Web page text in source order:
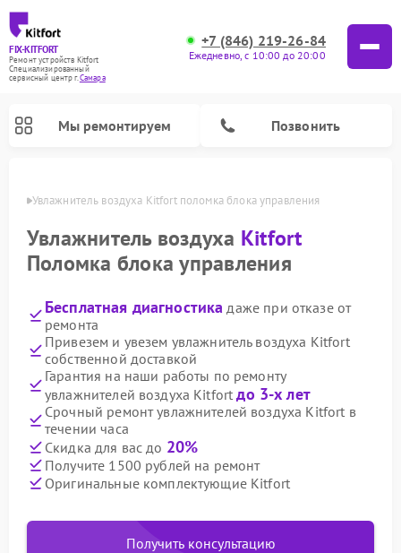
FIX-KITFORT
Ремонт устройств Kitfort
Специализированный
cервисный центр г.Самара
+7 (846) 219-26-84
Ежедневно, с 10:00 до 20:00
Мы ремонтируем Позвонить
Увлажнитель воздуха Kitfort поломка блока управления
Увлажнитель воздуха Kitfort
Поломка блока управления
Бесплатная диагностика даже при отказе от
ремонта
Привезем и увезем увлажнитель воздуха Kitfort
собственной доставкой
Гарантия на наши работы по ремонту
увлажнителей воздуха Kitfortдо 3-х лет
Срочный ремонт увлажнителей воздуха Kitfort в
течении часа
Скидка для вас до 20%
Получите 1500 рублей на ремонт
Оригинальные комплектующие Kitfort
Получить консультацию